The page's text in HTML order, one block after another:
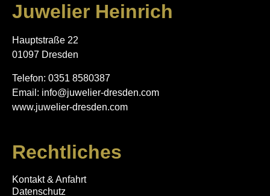
Juwelier Heinrich
Hauptstraße 22
01097 Dresden
Telefon: 0351 8580387
Email: info@juwelier-dresden.com
www.juwelier-dresden.com
Rechtliches
Kontakt & Anfahrt
Datenschutz